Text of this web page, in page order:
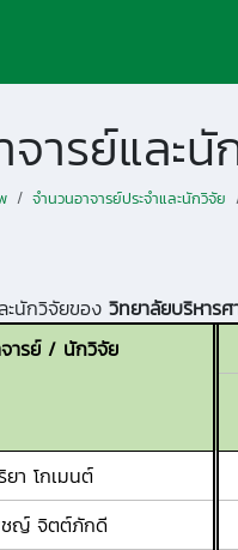
จารย์และ
จำนวนอาจารย์ประจำและนักวิจัย
ะนักวิจัยของ วิทยาลัยบริหาร
ารย์ / นักวิจัย
ยา โกเมนต์
ชญ์ จิตต์ภักดี